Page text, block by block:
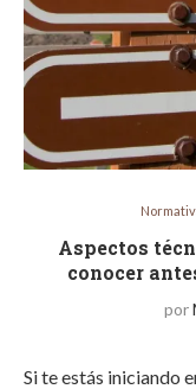
Aspectos
conocer
por
Si te estás iniciando